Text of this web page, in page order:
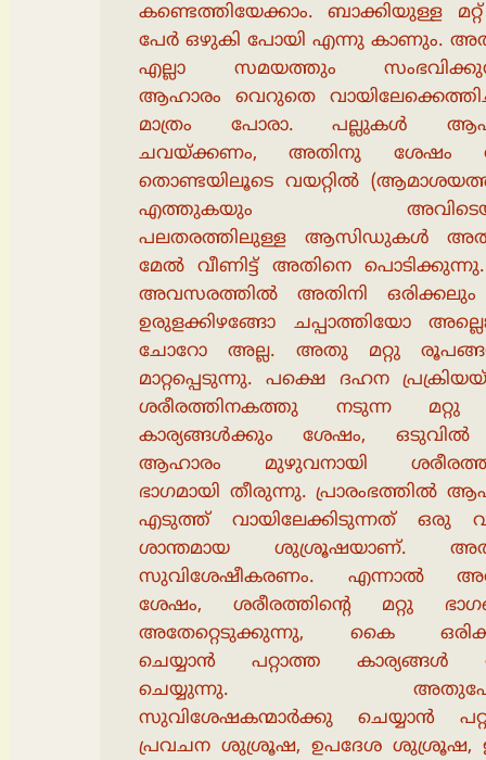
കണ്ടെത്തിയേക്കാം. ബാക്കിയുള്ള
പേർ ഒഴുകി പോയി എന്നു കാണും.
എല്ലാ സമയത്തും
ആഹാരം വെറുതെ
മാത്രം പോരാ. പല്ലുകൾ
ചവയ്ക്കണം, അതിനു ശേഷം
തൊണ്ടയിലൂടെ വയറ്റിൽ
എത്തുകയും
പലതരത്തിലുള്ള ആസിഡുകൾ
മേൽ വീണിട്ട് അതിനെ
അവസരത്തിൽ അതിനി
ഉരുളക്കിഴങ്ങോ ചപ്പാത്തിയോ
ചോറോ അല്ല. അതു മറ്റു
മാറ്റപ്പെടുന്നു. പക്ഷെ ദഹന
ശരീരത്തിനകത്തു നടുന്ന
കാര്യങ്ങൾക്കും ശേഷം,
ആഹാരം മുഴുവനായി
ഭാഗമായി തീരുന്നു. പ്രാരംഭത്തിൽ
എടുത്ത് വായിലേക്കിടുന്നത് ഒരു
ശാന്തമായ ശുശ്രൂഷയാണ്.
സുവിശേഷീകരണം. എന്നാൽ
ശേഷം, ശരീരത്തിൻ്റെ മറ്റു
അതേറ്റെടുക്കുന്നു, കൈ
ചെയ്യാൻ പറ്റാത്ത
ചെയ്യുന്നു.
സുവിശേഷകന്മാർക്കു ചെയ്യാൻ
പ്രവചന ശുശ്രൂഷ, ഉപദേശ ശുശ്രൂഷ,